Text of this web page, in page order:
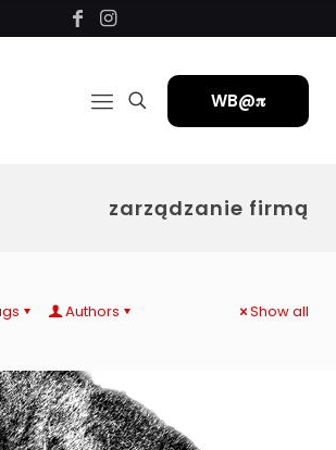
WB@𝛑
zarządzanie firmą
Authors Show all